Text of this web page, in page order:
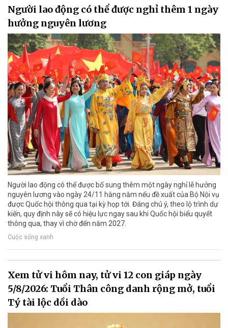
Người lao động có thể được nghỉ thêm 1 ngày
hưởng nguyên lương
Người lao động có thể được bổ sung thêm một ngày nghỉ lễ hưởng
nguyên lương vào ngày 24/11 hằng năm nếu đề xuất của Bộ Nội vụ
được Quốc hội thông qua tại kỳ họp tới. Đáng chú ý, theo lộ trình dự
kiến, quy định này sẽ có hiệu lực ngay sau khi Quốc hội biểu quyết
thông qua, thay vì chờ đến năm 2027.
Cuộc sống xanh
Xem tử vi hôm nay, tử vi 12 con giáp ngày
5/8/2026: Tuổi Thân công danh rộng mở, tuổi
Tý tài lộc dồi dào